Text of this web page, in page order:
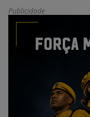
Publicidade